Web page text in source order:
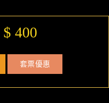
$ 400
套票優惠